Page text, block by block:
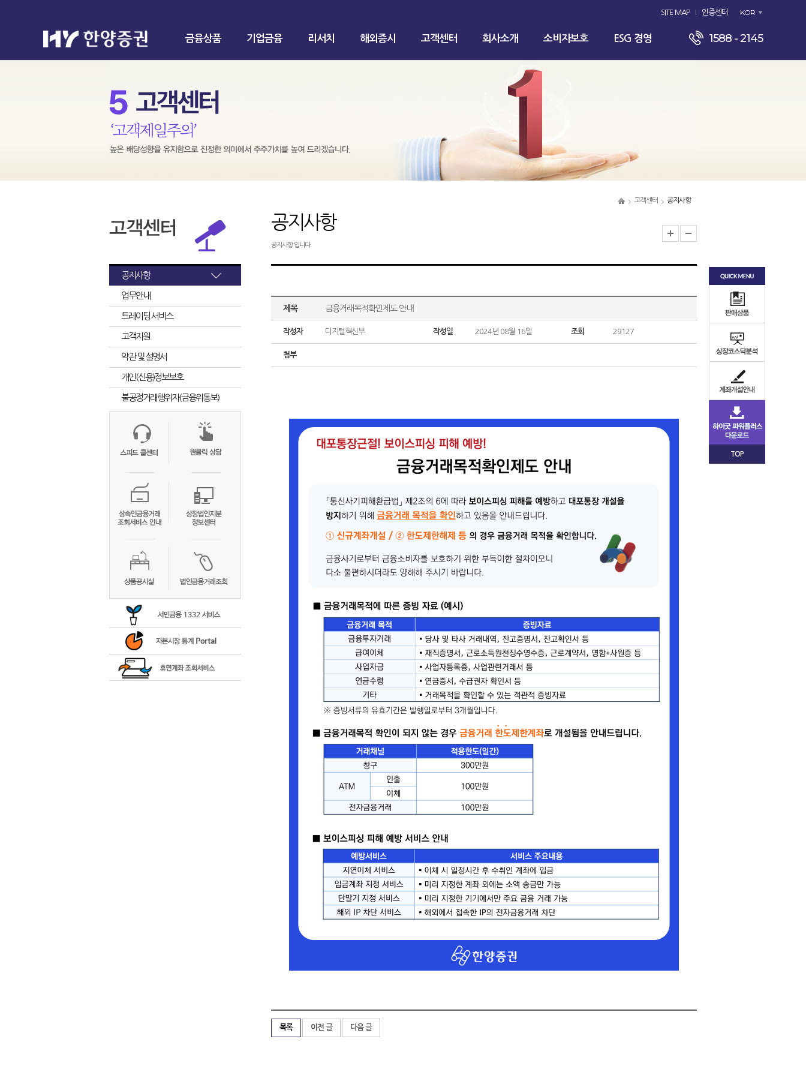
SITE MAP 인증센터 KOR
금융상품 기업금융 리서치 해외증시 고객센터 회사소개 소비자보호 ESG 경영 1588 - 2145
고객센터 공지사항
공지사항
업무안내
트레이딩 서비스
고객지원
약관 및 설명서
개인(신용)정보보호
불공정거래행위자(금융위통보)
공지사항
공지사항 입니다.
제목 금융거래목적확인제도 안내
작성자 디지털혁신부 작성일 2024년 08월 16일 조회 29127
첨부
목록 이전 글 다음 글
TOP